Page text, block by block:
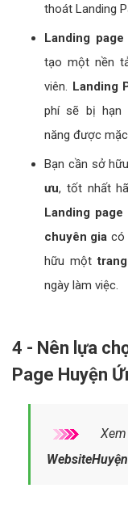
thoát Landing
Landing
tạo một nền
viên. Landing
phí sẽ bị hạn
năng được
Bạn cần sở
ưu, tốt nhất
Landing
chuyên gia có
hữu một
ngày làm việc.
4 - Nên lựa
Page Huyện